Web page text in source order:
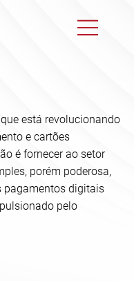
está revolucionando
e cartões
é fornecer ao setor
porém poderosa,
pagamentos digitais
pelo